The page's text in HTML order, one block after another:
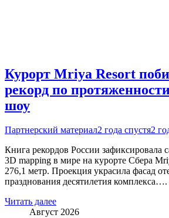
Курорт Mriya Resort
рекорд по
шоу
Партнерский материал2 года спустя2
Книга рекордов России
3D mapping в мире на курорте Сбера
276,1 метр. Проекция украсила фасад
празднования десятилетия комплекса….
Читать далее
Август 2026